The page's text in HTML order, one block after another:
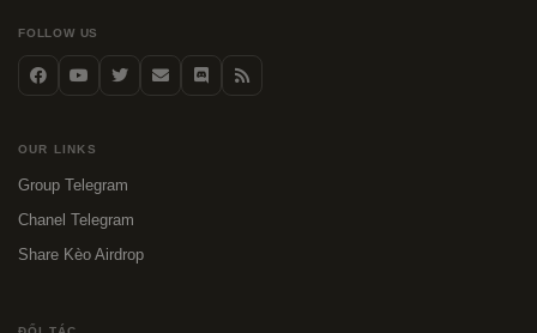
FOLLOW US
OUR LINKS
Group Telegram
Chanel Telegram
Share Kèo Airdrop